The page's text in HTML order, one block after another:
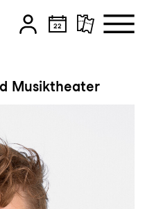
Musiktheater